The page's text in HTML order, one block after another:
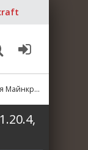
1.20.2, 1.20.1]